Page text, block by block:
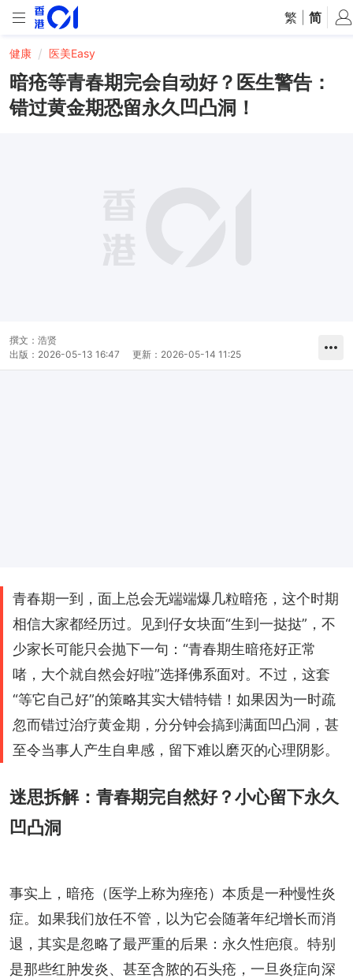
繁 简
健康 医美Easy
暗疮等青春期完会自动好？医生警告：
错过黄金期恐留永久凹凸洞！
撰文： 浩贤
出版： 2026-05-13 16:47 更新： 2026-05-14 11:25
青春期一到，面上总会无端端爆几粒暗疮，这个时期
相信大家都经历过。见到仔女块面“生到一挞挞”，不
少家长可能只会抛下一句：“青春期生暗疮好正常
啫，大个就自然会好啦”选择佛系面对。不过，这套
“等它自己好”的策略其实大错特错！如果因为一时疏
忽而错过治疗黄金期，分分钟会搞到满面凹凸洞，甚
至令当事人产生自卑感，留下难以磨灭的心理阴影。
迷思拆解：青春期完自然好？小心留下永久
凹凸洞
事实上，暗疮（医学上称为痤疮）本质是一种慢性炎
症。如果我们放任不管，以为它会随著年纪增长而消
退，其实是忽略了最严重的后果：永久性疤痕。特别
是那些红肿发炎、甚至含脓的石头疮，一旦炎症向深